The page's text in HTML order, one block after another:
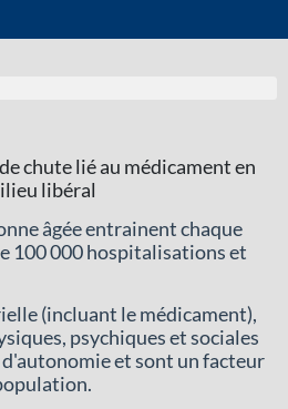
ce questionnaire.
chute lié au médicament en
libéral
âgée entrainent chaque
100 000 hospitalisations et
(incluant le médicament),
psychiques et sociales
et sont un facteur